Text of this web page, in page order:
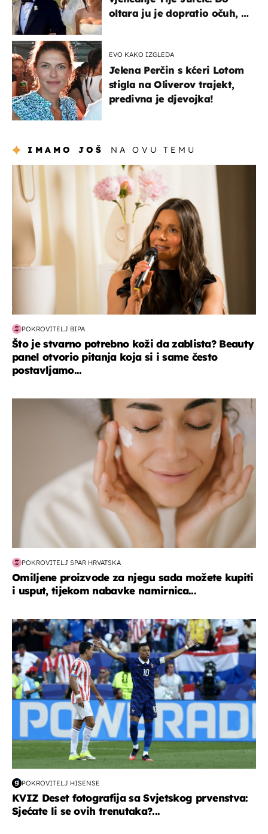
oltara ju je dopratio očuh, a
EVO KAKO IZGLEDA
Jelena Perčin s kćeri Lotom
stigla na Oliverov trajekt,
predivna je djevojka!
IMAMO JOŠ NA OVU TEMU
moda & ljepota
POKROVITELJ BIPA
Što je stvarno potrebno koži da zablista? Beauty
panel otvorio pitanja koja si i same često
postavljamo...
moda & ljepota
POKROVITELJ SPAR HRVATSKA
Omiljene proizvode za njegu sada možete kupiti
i usput, tijekom nabavke namirnica...
svjetsko prvenstvo 2026
POKROVITELJ HISENSE
KVIZ Deset fotografija sa Svjetskog prvenstva:
Sjećate li se ovih trenutaka?...